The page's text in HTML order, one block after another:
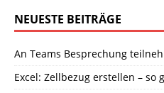
NEUESTE BEITRÄGE
An Teams Besprechung
Excel: Zellbezug erstellen – so